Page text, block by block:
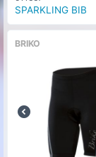
SPARKLING BIB
BRIKO